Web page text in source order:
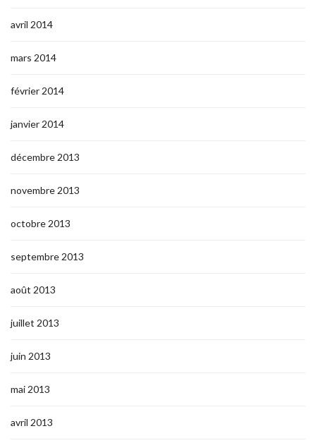
avril 2014
mars 2014
février 2014
janvier 2014
décembre 2013
novembre 2013
octobre 2013
septembre 2013
août 2013
juillet 2013
juin 2013
mai 2013
avril 2013